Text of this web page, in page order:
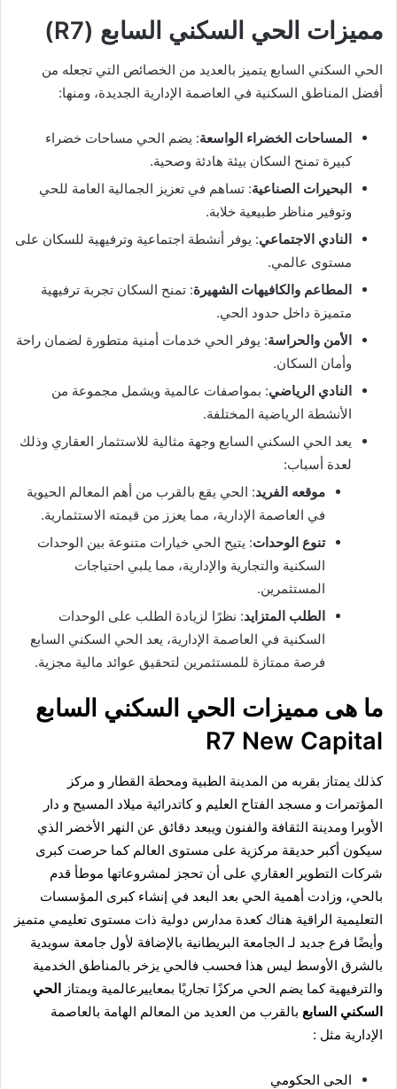
مميزات الحي السكني السابع (R7)
الحي السكني السابع يتميز بالعديد من الخصائص التي تجعله من
أفضل المناطق السكنية في العاصمة الإدارية الجديدة، ومنها:
المساحات الخضراء الواسعة: يضم الحي مساحات خضراء
كبيرة تمنح السكان بيئة هادئة وصحية.
البحيرات الصناعية: تساهم في تعزيز الجمالية العامة للحي
وتوفير مناظر طبيعية خلابة.
النادي الاجتماعي: يوفر أنشطة اجتماعية وترفيهية للسكان على
مستوى عالمي.
المطاعم والكافيهات الشهيرة: تمنح السكان تجربة ترفيهية
متميزة داخل حدود الحي.
الأمن والحراسة: يوفر الحي خدمات أمنية متطورة لضمان راحة
وأمان السكان.
النادي الرياضي: بمواصفات عالمية ويشمل مجموعة من
الأنشطة الرياضية المختلفة.
يعد الحي السكني السابع وجهة مثالية للاستثمار العقاري وذلك
لعدة أسباب:
موقعه الفريد: الحي يقع بالقرب من أهم المعالم الحيوية
في العاصمة الإدارية، مما يعزز من قيمته الاستثمارية.
تنوع الوحدات: يتيح الحي خيارات متنوعة بين الوحدات
السكنية والتجارية والإدارية، مما يلبي احتياجات
المستثمرين.
الطلب المتزايد: نظرًا لزيادة الطلب على الوحدات
السكنية في العاصمة الإدارية، يعد الحي السكني السابع
فرصة ممتازة للمستثمرين لتحقيق عوائد مالية مجزية.
ما هى مميزات الحي السكني السابع
R7 New Capital
كذلك يمتاز بقربه من المدينة الطبية ومحطة القطار و مركز
المؤتمرات و مسجد الفتاح العليم و كاتدرائية ميلاد المسيح و دار
الأوبرا ومدينة الثقافة والفنون ويبعد دقائق عن النهر الأخضر الذي
سيكون أكبر حديقة مركزية على مستوى العالم كما حرصت كبرى
شركات التطوير العقاري على أن تحجز لمشروعاتها موطأ قدم
بالحي، وزادت أهمية الحي بعد البعد في إنشاء كبرى المؤسسات
التعليمية الراقية هناك كعدة مدارس دولية ذات مستوى تعليمي متميز
وأيضًا فرع جديد لـ الجامعة البريطانية بالإضافة لأول جامعة سويدية
بالشرق الأوسط ليس هذا فحسب فالحي يزخر بالمناطق الخدمية
والترفيهية كما يضم الحي مركزًا تجاريًا بمعاييرعالمية ويمتاز الحي
السكني السابع بالقرب من العديد من المعالم الهامة بالعاصمة
الإدارية مثل :
الحى الحكومي